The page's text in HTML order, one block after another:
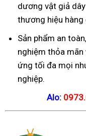
dương vật giả
thương hiệu hàng
Sản phẩm an
nghiệm thỏa
ứng tối đa mọi
nghiệp.
Alo: